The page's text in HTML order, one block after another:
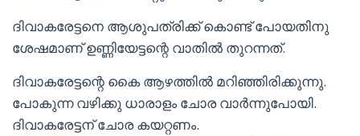
ദിവാകരേട്ടനെ ആശുപത്രിക്ക് കൊണ്ട് പോയതിനു
ശേഷമാണ് ഉണ്ണിയേട്ടന്റെ വാതിൽ തുറന്നത്.
ദിവാകരേട്ടന്റെ കൈ ആഴത്തിൽ മറിഞ്ഞിരിക്കുന്നു.
പോകുന്ന വഴിക്കു ധാരാളം ചോര വാർന്നുപോയി.
ദിവാകരേട്ടന് ചോര കയറ്റണം.